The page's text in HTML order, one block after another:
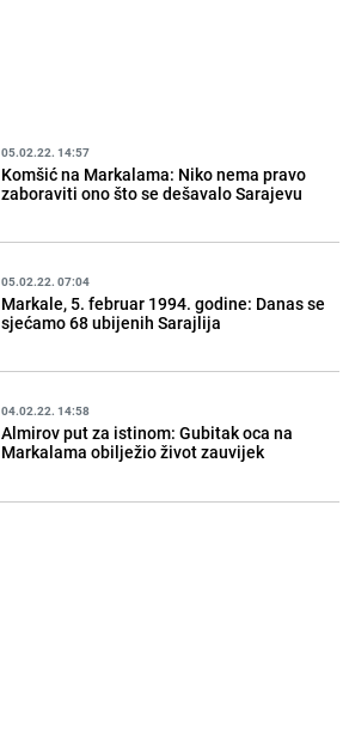
05.02.22. 14:57
Komšić na Markalama: Niko nema pravo
zaboraviti ono što se dešavalo Sarajevu
05.02.22. 07:04
Markale, 5. februar 1994. godine: Danas se
sjećamo 68 ubijenih Sarajlija
04.02.22. 14:58
Almirov put za istinom: Gubitak oca na
Markalama obilježio život zauvijek